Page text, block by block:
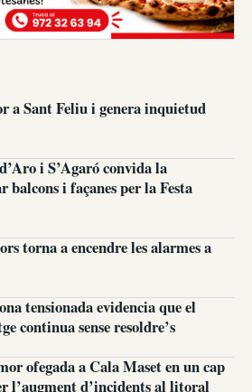
a Sant Feliu i genera inquietud
i S’Agaró convida la
balcons i façanes per la Festa
torna a encendre les alarmes a
tensionada evidencia que el
continua sense resoldre’s
ofegada a Cala Maset en un cap
l’augment d’incidents al litoral